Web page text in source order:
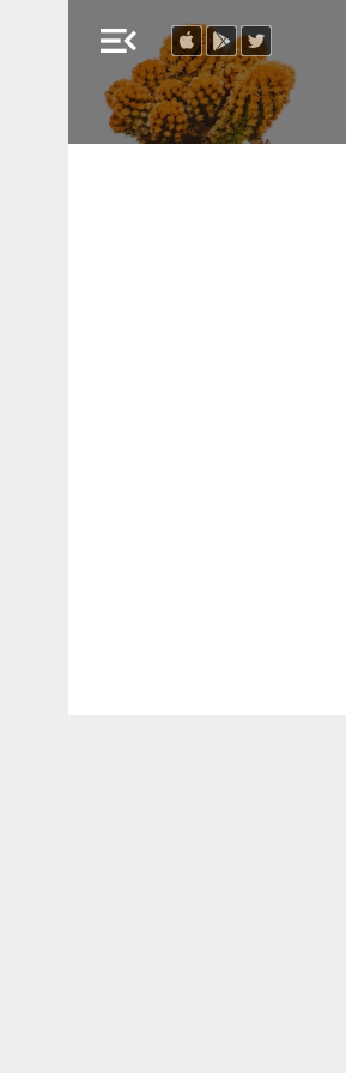
menu_open